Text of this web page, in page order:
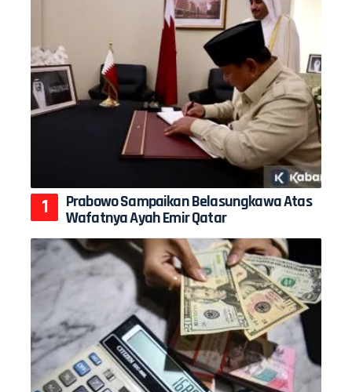
Prabowo Sampaikan Belasungkawa Atas
Wafatnya Ayah Emir Qatar